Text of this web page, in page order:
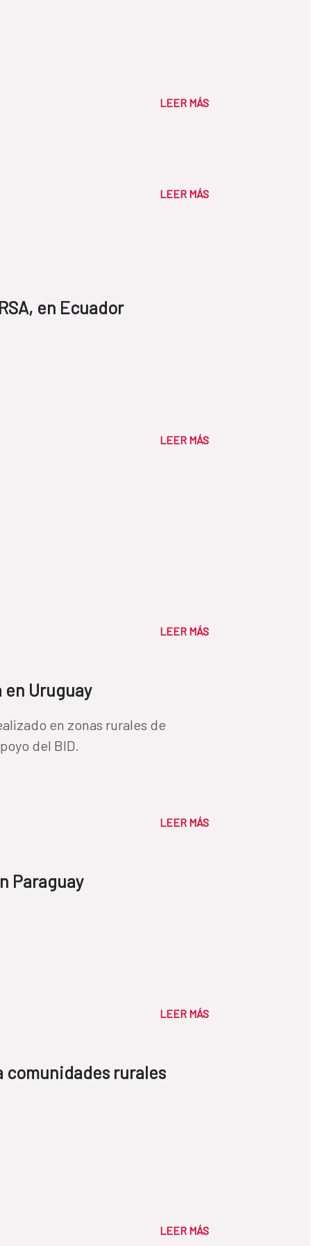
LEER MÁS
LEER MÁS
en Ecuador
LEER MÁS
LEER MÁS
en Uruguay
en zonas rurales de
del BID.
LEER MÁS
Paraguay
LEER MÁS
comunidades rurales
LEER MÁS